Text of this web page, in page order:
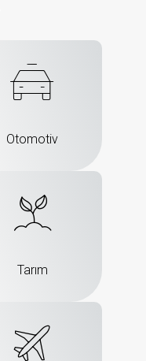
Otomotiv
Tarım